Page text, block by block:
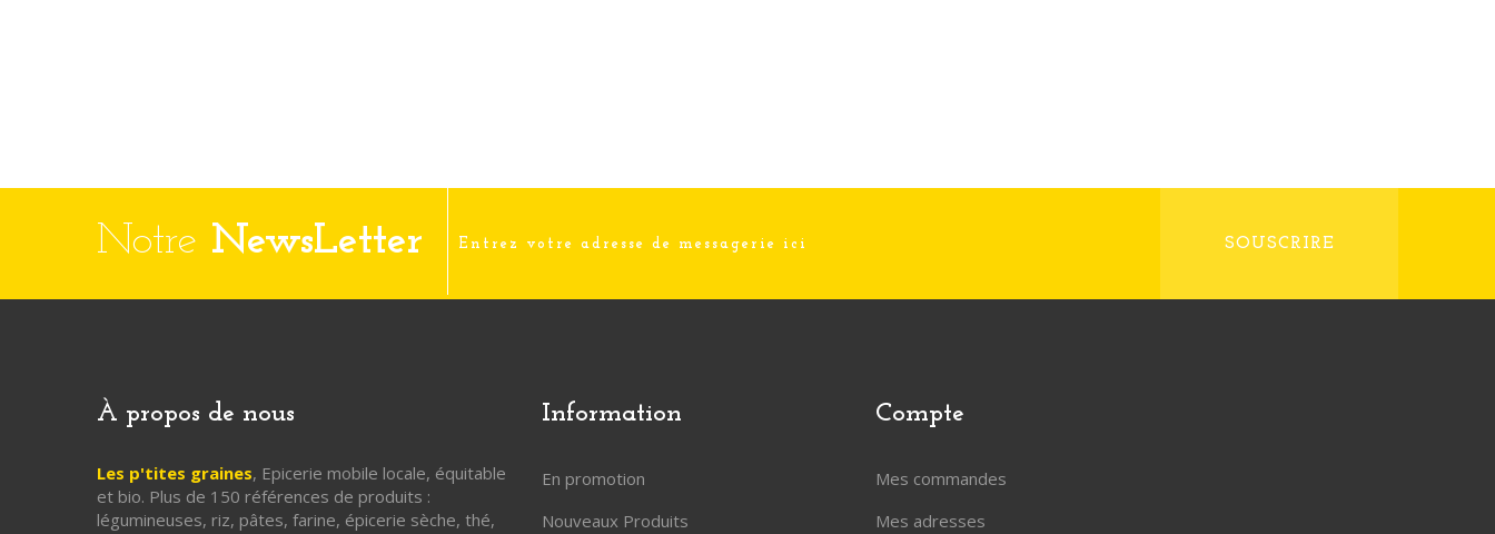
Notre NewsLetter SOUSCRIRE
À propos de nous
Les p'tites graines, Epicerie mobile locale, équitable
et bio. Plus de 150 références de produits :
légumineuses, riz, pâtes, farine, épicerie sèche, thé,
Information
En promotion
Nouveaux Produits
Compte
Mes commandes
Mes adresses